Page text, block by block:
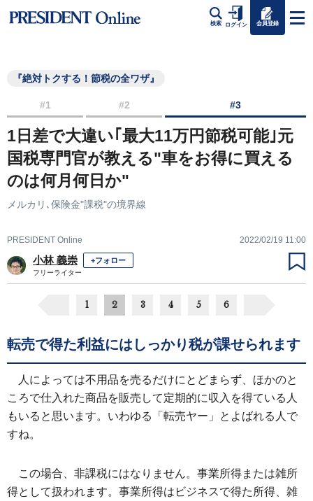
検索 ログイン 会員登録
『絶対トクする！節税の全ワザ』
#1 #2 #3
1日差で大違い｢最大11万円節税可能｣元
国税専門官が教える"車をお得に買える
のは何月何日か"
メルカリ､保険金"課税"の境界線
PRESIDENT Online 2022/02/19 11:00
小林 義崇 +フォロー
フリーライター
1 2 3 4 5 6
転売で得た利益にはしっかり税が課せられます
人によっては不用品を売るだけにとどまらず、ほかのと
ころで仕入れた商品を販売して定期的に収入を得ている人
もいると思います。いわゆる「転売ヤー」とよばれる人で
すね。
この場合、非課税にはなりません。事業所得または雑所
得として扱われます。事業所得はビジネスで得た所得、雑